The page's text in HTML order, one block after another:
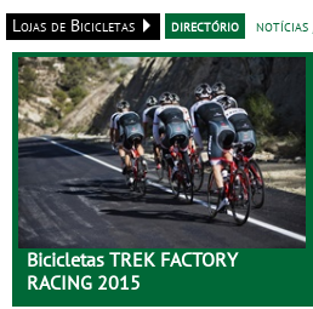
Lojas de Bicicletas directório notícias
Bicicletas TREK FACTORY
RACING 2015